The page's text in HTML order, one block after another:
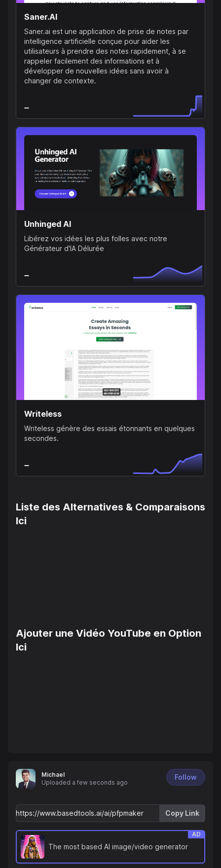
Saner.AI
Saner.ai est une application de prise de notes par
intelligence artificielle conçue pour aider les
utilisateurs à prendre des notes rapidement, à se
rappeler facilement des informations et à
développer de nouvelles idées sans avoir à
changer de contexte.
Unhinged AI
Libérez vos idées les plus folles avec notre
Générateur d'IA Délurée
Writeless
Writeless génère des essais étonnants en quelques
secondes.
Liste des Alternatives & Comparaisons
Ici
Ajouter une Vidéo YouTube en Option
Ici
Michael
Uploaded a few seconds ago
Follow
Copy Link
The most based AI image/video generator
AD